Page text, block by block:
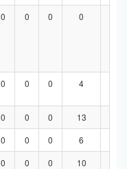
0 0 0 0
0 0 0 4
0 0 0 13
0 0 0 6
0 0 0 10